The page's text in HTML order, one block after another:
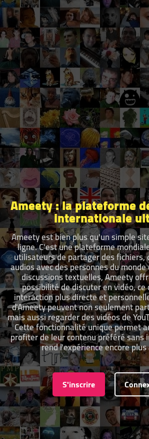
Ameety : la plateforme
internationale
Ameety est bien plus qu'un simple
ligne. C'est une plateforme
utilisateurs de partager des fichiers,
audios avec des personnes du
discussions textuelles, Ameety
possibilité de discuter en vidéo,
interaction plus directe et
d'Ameety peuvent non seulement
mais aussi regarder des vidéos de
Cette fonctionnalité unique permet
profiter de leur contenu préféré sans
rend l'expérience encore
S'inscrire